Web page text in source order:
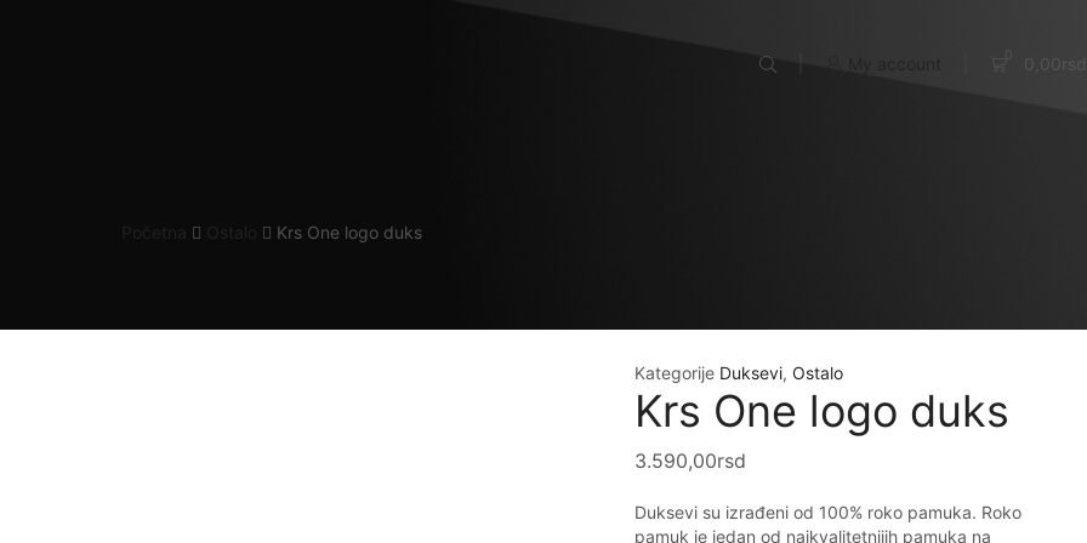
0,00
Krs One logo duks
Kategorije Duksevi, Ostalo
Krs One logo duks
3.590,00rsd
Duksevi su izrađeni od 100% roko pamuka. Roko
pamuk je jedan od najkvalitetnijih pamuka na